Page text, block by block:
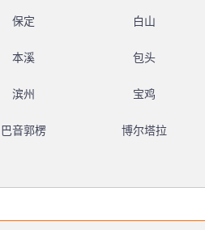
保定 白山
本溪 包头
滨州 宝鸡
巴音郭楞 博尔塔拉